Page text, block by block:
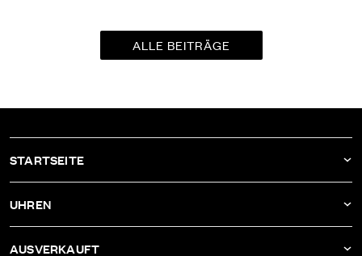
ALLE BEITRÄGE
STARTSEITE
UHREN
AUSVERKAUFT